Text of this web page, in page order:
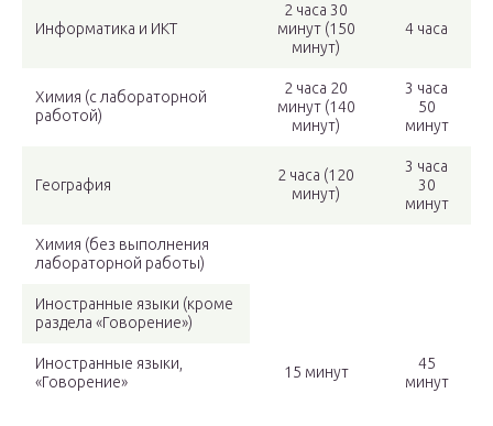
Информатика и ИКТ
2 часа 30
минут (150
минут)
4 часа
Химия (с лабораторной
работой)
2 часа 20
минут (140
минут)
3 часа
50
минут
География
2 часа (120
минут)
3 часа
30
минут
Химия (без выполнения
лабораторной работы)
Иностранные языки (кроме
раздела «Говорение»)
Иностранные языки,
«Говорение»
15 минут
45
минут